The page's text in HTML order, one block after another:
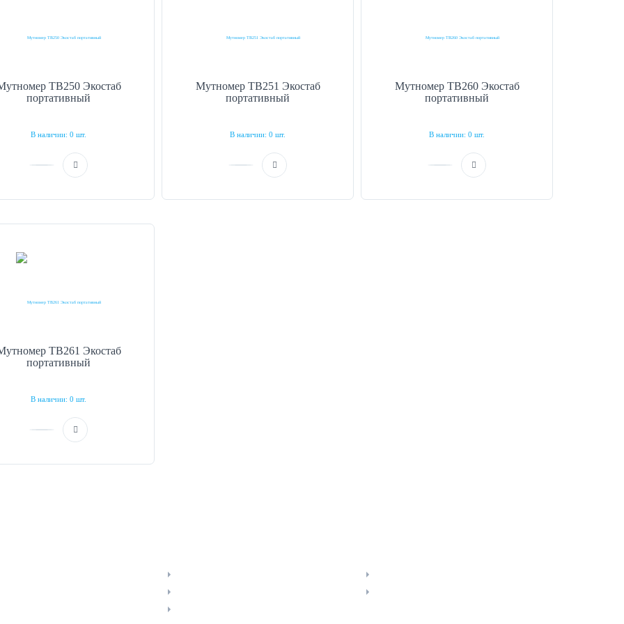
TB250 Экостаб
портативный
В наличии: 0 шт.
Мутномер TB251 Экостаб
портативный
В наличии: 0 шт.
Мутномер TB260 Экостаб
портативный
В наличии: 0 шт.
TB261 Экостаб
портативный
В наличии: 0 шт.